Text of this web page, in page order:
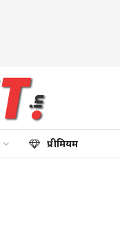
प्रीमियम